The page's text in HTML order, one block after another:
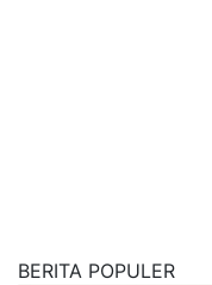
BERITA POPULER